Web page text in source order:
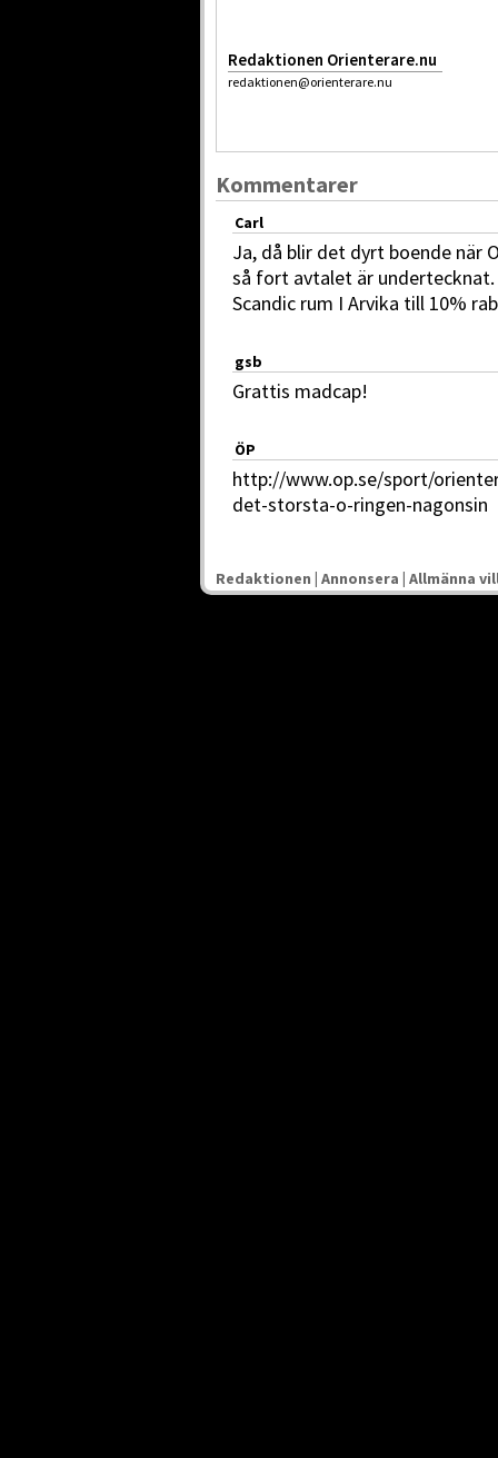
Redaktionen Orienterare.nu
redaktionen@orienterare.nu
Kommentarer
Carl
Ja, då blir det dyrt boende när
så fort avtalet är
Scandic rum I Arvika till 10%
gsb
Grattis madcap!
ÖP
http://www.op.se/sport/
det-storsta-o-ringen-nagonsin
Redaktionen Annonsera Allmänna